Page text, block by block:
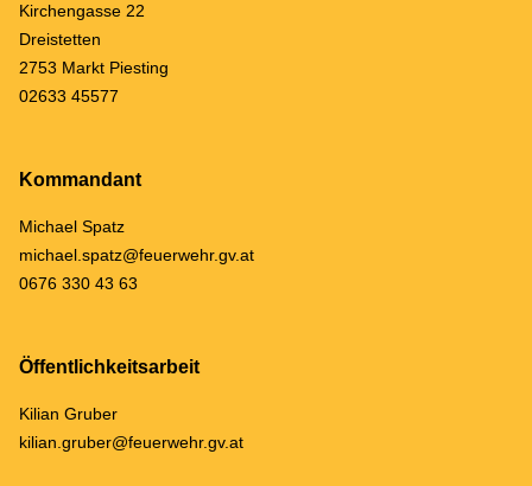
Kirchengasse 22
Dreistetten
2753 Markt Piesting
02633 45577
Kommandant
Michael Spatz
michael.spatz@feuerwehr.gv.at
0676 330 43 63
Öffentlichkeitsarbeit
Kilian Gruber
kilian.gruber@feuerwehr.gv.at